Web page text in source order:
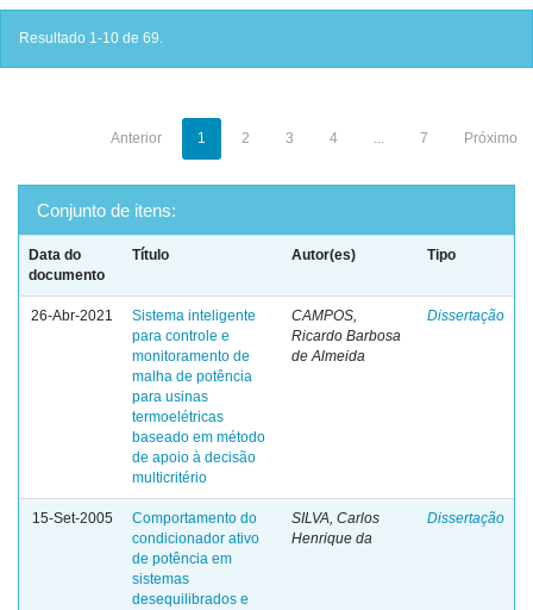
Resultado 1-10 de 69.
Anterior 1 2 3 4 ... 7 Próximo
Conjunto de itens:
Data do
documento
Título Autor(es) Tipo
26-Abr-2021
Sistema inteligente
para controle e
monitoramento de
malha de potência
para usinas
termoelétricas
baseado em método
de apoio à decisão
multicritério
CAMPOS,
Ricardo Barbosa
de Almeida
Dissertação
15-Set-2005
Comportamento do
condicionador ativo
de potência em
sistemas
desequilibrados e
SILVA, Carlos
Henrique da
Dissertação